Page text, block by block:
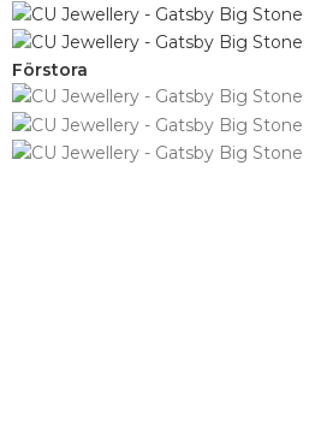
Förstora